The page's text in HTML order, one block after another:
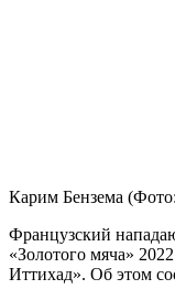
Карим Бензема
Французский
«Золотого мяча»
Иттихад». Об этом